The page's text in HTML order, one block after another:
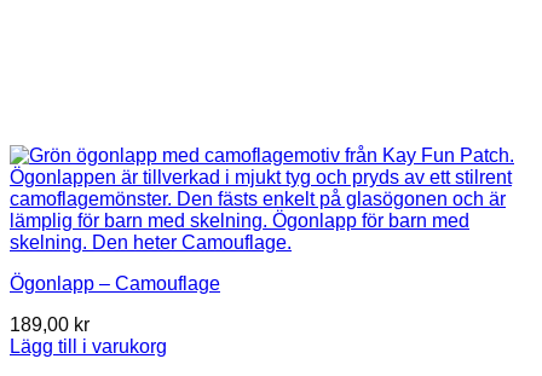
Ögonlapp – Camouflage
189,00 kr
Lägg till i varukorg